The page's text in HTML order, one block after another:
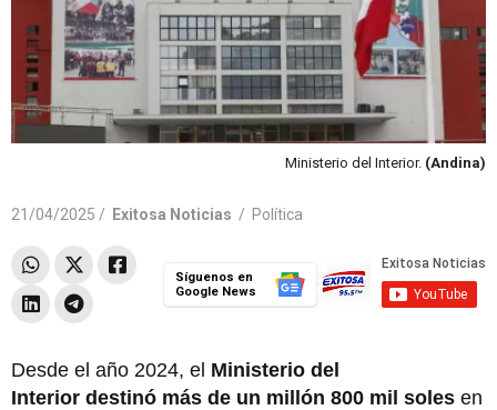
Ministerio del Interior. (Andina)
21/04/2025 / Exitosa Noticias / Política
Síguenos en
Google News
Desde el año 2024, el Ministerio del
Interior destinó más de un millón 800 mil soles en